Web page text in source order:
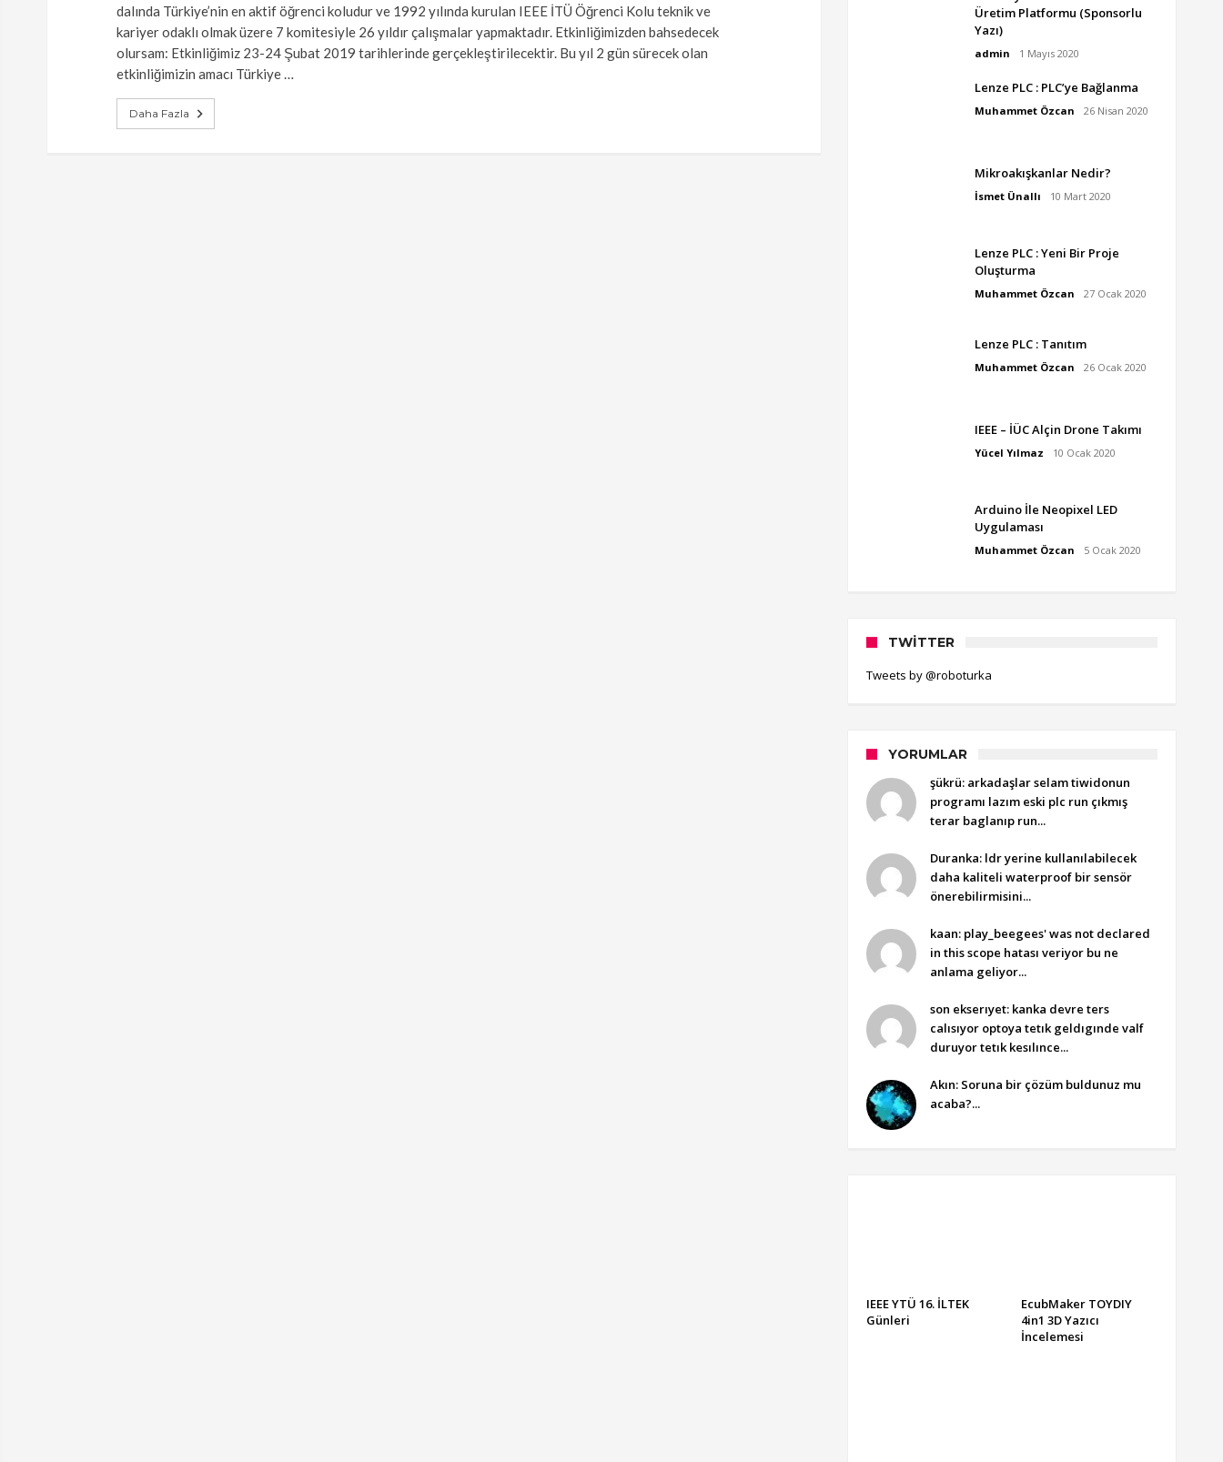
dalında Türkiye’nin en aktif öğrenci koludur ve 1992 yılında kurulan IEEE İTÜ Öğrenci Kolu teknik ve
kariyer odaklı olmak üzere 7 komitesiyle 26 yıldır çalışmalar yapmaktadır. Etkinliğimizden bahsedecek
olursam: Etkinliğimiz 23-24 Şubat 2019 tarihlerinde gerçekleştirilecektir. Bu yıl 2 gün sürecek olan
etkinliğimizin amacı Türkiye …
Daha Fazla
Üretim Platformu (Sponsorlu
Yazı)
admin 1 Mayıs 2020
Lenze PLC : PLC’ye Bağlanma
Muhammet Özcan 26 Nisan 2020
Mikroakışkanlar Nedir?
İsmet Ünallı 10 Mart 2020
Lenze PLC : Yeni Bir Proje
Oluşturma
Muhammet Özcan 27 Ocak 2020
Lenze PLC : Tanıtım
Muhammet Özcan 26 Ocak 2020
IEEE – İÜC Alçin Drone Takımı
Yücel Yılmaz 10 Ocak 2020
Arduino İle Neopixel LED
Uygulaması
Muhammet Özcan 5 Ocak 2020
TWITTER
Tweets by @roboturka
YORUMLAR
şükrü: arkadaşlar selam tiwidonun
programı lazım eski plc run çıkmış
terar baglanıp run...
Duranka: ldr yerine kullanılabilecek
daha kaliteli waterproof bir sensör
önerebilirmisini...
kaan: play_beegees' was not declared
in this scope hatası veriyor bu ne
anlama geliyor...
son ekserıyet: kanka devre ters
calısıyor optoya tetık geldıgınde valf
duruyor tetık kesılınce...
Akın: Soruna bir çözüm buldunuz mu
acaba?...
IEEE YTÜ 16. İLTEK
Günleri
EcubMaker TOYDIY
4in1 3D Yazıcı
İncelemesi